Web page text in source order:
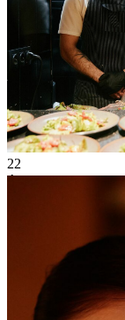
22
Апр
23 625
Ссылка на отбор